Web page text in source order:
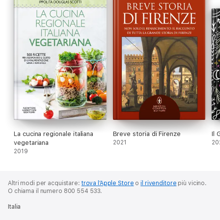
La cucina regionale italiana
vegetariana
2019
Breve storia di Firenze
2021
Il
Altri modi per acquistare:trova l’Apple Store oil rivenditore più vicino.
O chiama il numero 800 554 533.
Italia